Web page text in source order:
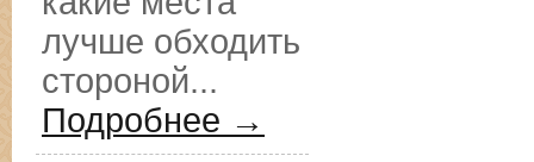
лучше обходить
стороной...
Подробнее →